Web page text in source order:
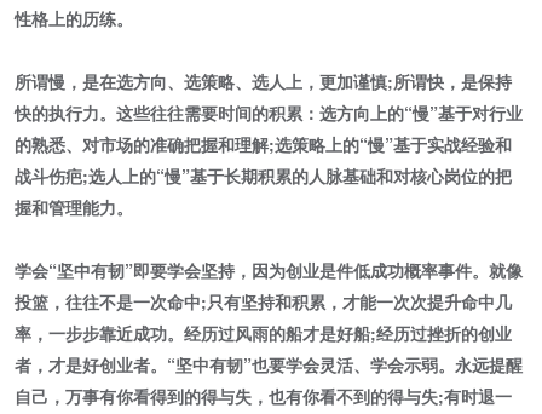
性格上的历练。
所谓慢，是在选方向、选策略、选人上，更加谨慎;所谓快，是保持
快的执行力。这些往往需要时间的积累：选方向上的“慢”基于对行业
的熟悉、对市场的准确把握和理解;选策略上的“慢”基于实战经验和
战斗伤疤;选人上的“慢”基于长期积累的人脉基础和对核心岗位的把
握和管理能力。
学会“坚中有韧”即要学会坚持，因为创业是件低成功概率事件。就像
投篮，往往不是一次命中;只有坚持和积累，才能一次次提升命中几
率，一步步靠近成功。经历过风雨的船才是好船;经历过挫折的创业
者，才是好创业者。“坚中有韧”也要学会灵活、学会示弱。永远提醒
自己，万事有你看得到的得与失，也有你看不到的得与失;有时退一